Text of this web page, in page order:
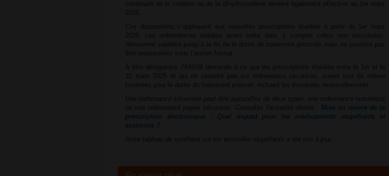
Mise en œuvre de la
prescription électronique : Quel impact pour les médicaments stupéfiants et
assimilés ?